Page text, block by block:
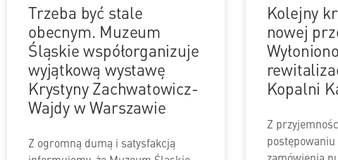
Trzeba być stale
obecnym. Muzeum
Śląskie współorganizuje
wyjątkową wystawę
Krystyny Zachwatowicz-
Wajdy w Warszawie
Z ogromną dumą i satysfakcją
Kolejny
nowej
Kopalni
Z